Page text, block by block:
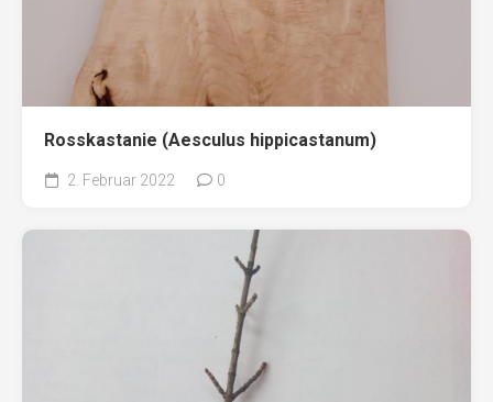
Rosskastanie (Aesculus hippicastanum)
2. Februar 2022 0